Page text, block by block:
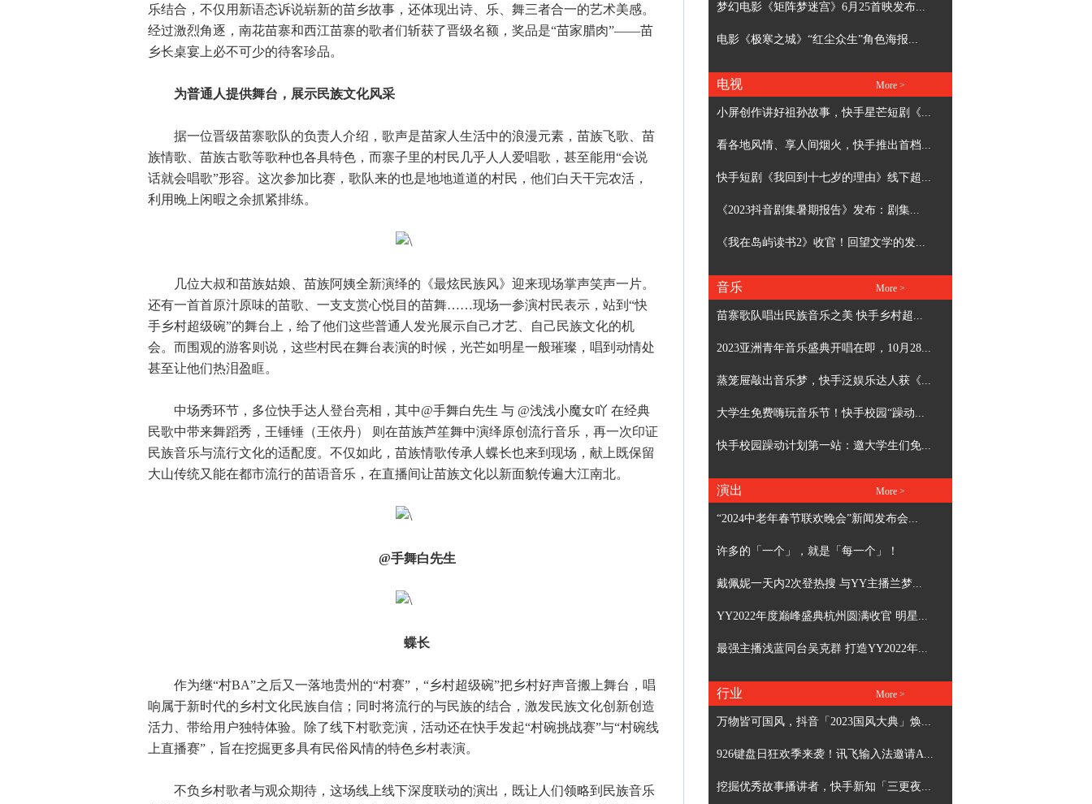
乐结合，不仅用新语态诉说崭新的苗乡故事，还体现出诗、乐、舞三者合一的艺术美感。
经过激烈角逐，南花苗寨和西江苗寨的歌者们斩获了晋级名额，奖品是“苗家腊肉”——苗
乡长桌宴上必不可少的待客珍品。
为普通人提供舞台，展示民族文化风采
据一位晋级苗寨歌队的负责人介绍，歌声是苗家人生活中的浪漫元素，苗族飞歌、苗
族情歌、苗族古歌等歌种也各具特色，而寨子里的村民几乎人人爱唱歌，甚至能用“会说
话就会唱歌”形容。这次参加比赛，歌队来的也是地地道道的村民，他们白天干完农活，
利用晚上闲暇之余抓紧排练。
几位大叔和苗族姑娘、苗族阿姨全新演绎的《最炫民族风》迎来现场掌声笑声一片。
还有一首首原汁原味的苗歌、一支支赏心悦目的苗舞……现场一参演村民表示，站到“快
手乡村超级碗”的舞台上，给了他们这些普通人发光展示自己才艺、自己民族文化的机
会。而围观的游客则说，这些村民在舞台表演的时候，光芒如明星一般璀璨，唱到动情处
甚至让他们热泪盈眶。
中场秀环节，多位快手达人登台亮相，其中@手舞白先生 与 @浅浅小魔女吖 在经典
民歌中带来舞蹈秀，王锤锤（王依丹） 则在苗族芦笙舞中演绎原创流行音乐，再一次印证
民族音乐与流行文化的适配度。不仅如此，苗族情歌传承人蝶长也来到现场，献上既保留
大山传统又能在都市流行的苗语音乐，在直播间让苗族文化以新面貌传遍大江南北。
@手舞白先生
蝶长
作为继“村BA”之后又一落地贵州的“村赛”，“乡村超级碗”把乡村好声音搬上舞台，唱
响属于新时代的乡村文化民族自信；同时将流行的与民族的结合，激发民族文化创新创造
活力、带给用户独特体验。除了线下村歌竞演，活动还在快手发起“村碗挑战赛”与“村碗线
上直播赛”，旨在挖掘更多具有民俗风情的特色乡村表演。
不负乡村歌者与观众期待，这场线上线下深度联动的演出，既让人们领略到民族音乐
梦幻电影《矩阵梦迷宫》6月25首映发布...
电影《极寒之城》“红尘众生”角色海报...
电视 More >
小屏创作讲好祖孙故事，快手星芒短剧《...
看各地风情、享人间烟火，快手推出首档...
快手短剧《我回到十七岁的理由》线下超...
​《2023抖音剧集暑期报告》发布：剧集...
《我在岛屿读书2》收官！回望文学的发...
音乐 More >
苗寨歌队唱出民族音乐之美 快手乡村超...
2023亚洲青年音乐盛典开唱在即，10月28...
蒸笼屉敲出音乐梦，快手泛娱乐达人获《...
大学生免费嗨玩音乐节！快手校园“躁动...
快手校园躁动计划第一站：邀大学生们免...
演出 More >
“2024中老年春节联欢晚会”新闻发布会...
许多的「一个」，就是「每一个」！
戴佩妮一天内2次登热搜 与YY主播兰梦...
YY2022年度巅峰盛典杭州圆满收官 明星...
最强主播浅蓝同台吴克群 打造YY2022年...
行业 More >
万物皆可国风，抖音「2023国风大典」焕...
926键盘日狂欢季来袭！讯飞输入法邀请A...
挖掘优秀故事播讲者，快手新知「三更夜...